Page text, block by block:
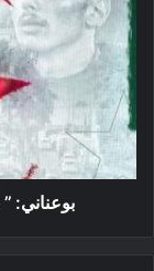
حمل
قميص
الجزائر
هو
اختيار
القلب’’
بوعناني: